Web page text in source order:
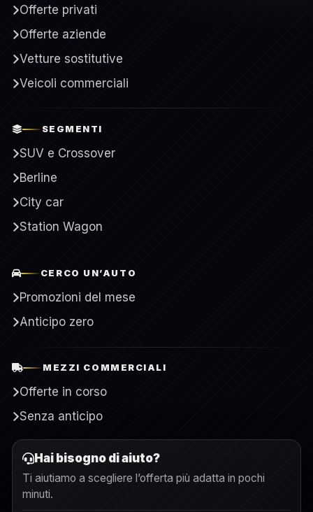
Offerte privati
Offerte aziende
Vetture sostitutive
Veicoli commerciali
SEGMENTI
SUV e Crossover
Berline
City car
Station Wagon
CERCO UN’AUTO
Promozioni del mese
Anticipo zero
MEZZI COMMERCIALI
Offerte in corso
Senza anticipo
Hai bisogno di aiuto?
Ti aiutiamo a scegliere l’offerta più adatta in pochi
minuti.